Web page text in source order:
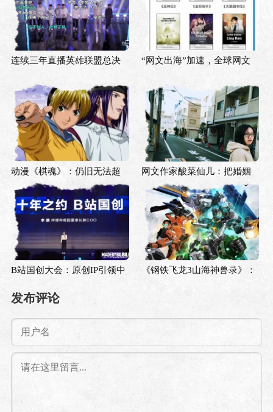
连续三年直播英雄联盟总决
破3亿
“网文出海”加速，全球网文
文学周
动漫《棋魂》：仍旧无法超
越的经典
网文作家酸菜仙儿：把婚姻
市场写成动物世界，相亲也
能很有趣
B站国创大会：原创IP引领中
《钢铁飞龙3山海神兽录》：
发布评论